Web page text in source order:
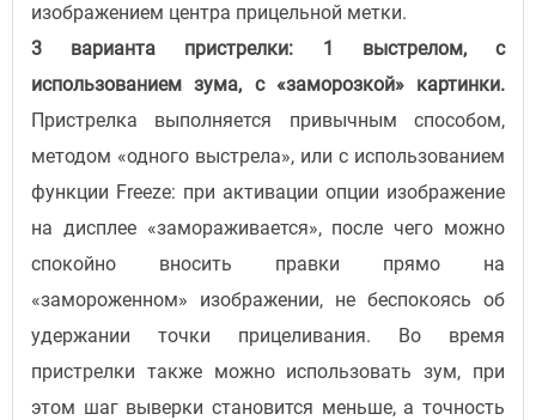
изображением центра прицельной метки.
3 варианта пристрелки: 1 выстрелом, с
использованием зума, с «заморозкой» картинки.
Пристрелка выполняется привычным способом,
методом «одного выстрела», или с использованием
функции Freeze: при активации опции изображение
на дисплее «замораживается», после чего можно
спокойно вносить правки прямо на
«замороженном» изображении, не беспокоясь об
удержании точки прицеливания. Во время
пристрелки также можно использовать зум, при
этом шаг выверки становится меньше, а точность